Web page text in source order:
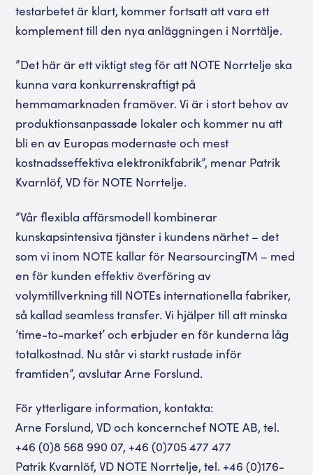
testarbetet är klart, kommer fortsatt att vara ett
komplement till den nya anläggningen i Norrtälje.
”Det här är ett viktigt steg för att NOTE Norrtelje ska
kunna vara konkurrenskraftigt på
hemmamarknaden framöver. Vi är i stort behov av
produktionsanpassade lokaler och kommer nu att
bli en av Europas modernaste och mest
kostnadsseffektiva elektronikfabrik”, menar Patrik
Kvarnlöf, VD för NOTE Norrtelje.
”Vår flexibla affärsmodell kombinerar
kunskapsintensiva tjänster i kundens närhet – det
som vi inom NOTE kallar för NearsourcingTM – med
en för kunden effektiv överföring av
volymtillverkning till NOTEs internationella fabriker,
så kallad seamless transfer. Vi hjälper till att minska
’time-to-market’ och erbjuder en för kunderna låg
totalkostnad. Nu står vi starkt rustade inför
framtiden”, avslutar Arne Forslund.
För ytterligare information, kontakta:
Arne Forslund, VD och koncernchef NOTE AB, tel.
+46 (0)8 568 990 07, +46 (0)705 477 477
Patrik Kvarnlöf, VD NOTE Norrtelje, tel. +46 (0)176-